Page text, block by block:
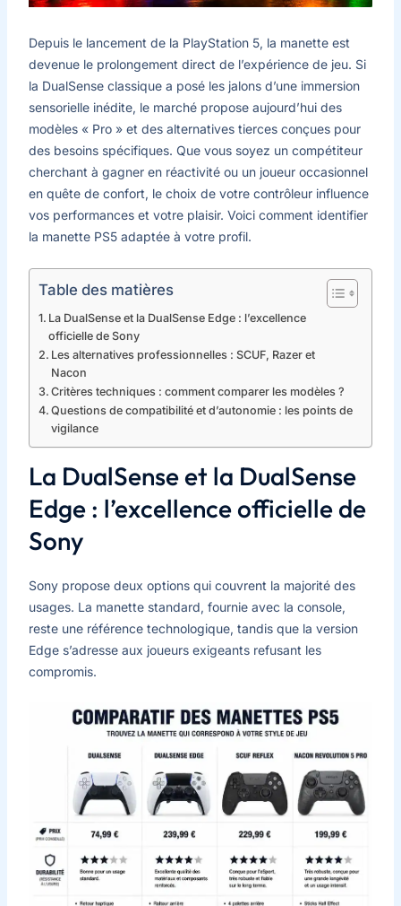
Depuis le lancement de la PlayStation 5, la manette est
devenue le prolongement direct de l’expérience de jeu. Si
la DualSense classique a posé les jalons d’une immersion
sensorielle inédite, le marché propose aujourd’hui des
modèles « Pro » et des alternatives tierces conçues pour
des besoins spécifiques. Que vous soyez un compétiteur
cherchant à gagner en réactivité ou un joueur occasionnel
en quête de confort, le choix de votre contrôleur influence
vos performances et votre plaisir. Voici comment identifier
la manette PS5 adaptée à votre profil.
Table des matières
La DualSense et la DualSense Edge : l’excellence
officielle de Sony
Les alternatives professionnelles : SCUF, Razer et
Nacon
Critères techniques : comment comparer les modèles ?
Questions de compatibilité et d’autonomie : les points de
vigilance
La DualSense et la DualSense
Edge : l’excellence officielle de
Sony
Sony propose deux options qui couvrent la majorité des
usages. La manette standard, fournie avec la console,
reste une référence technologique, tandis que la version
Edge s’adresse aux joueurs exigeants refusant les
compromis.